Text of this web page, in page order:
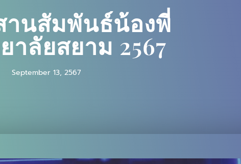
านสัมพันธ์น้องพี่
าลัยสยาม 2567
September 13, 2567